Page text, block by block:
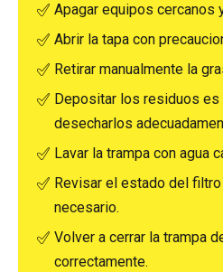
Apagar equipos cercanos
Abrir la tapa con
Retirar manualmente la
Depositar los residuos
desecharlos
Lavar la trampa con agua
Revisar el estado del
necesario.
Volver a cerrar la trampa
correctamente.